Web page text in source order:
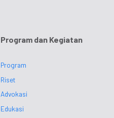
Program dan Kegiatan
Program
Riset
Advokasi
Edukasi